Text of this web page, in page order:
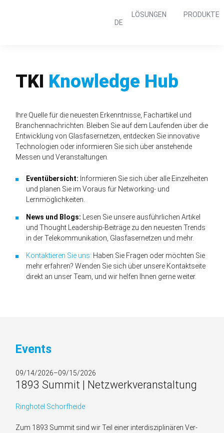
DE
überspringen
LÖSUNGEN PRODUKTE
TKI Knowledge Hub
Ihre Quelle für die neuesten Erkenntnisse, Fachartikel und
Branchen­nachrichten. Bleiben Sie auf dem Laufenden über die
Entwicklung von Glasfaser­netzen, entdecken Sie innovative
Technologien oder informieren Sie sich über anstehende
Messen und Veranstaltungen.
Eventübersicht: Informieren Sie sich über alle Einzelheiten
und planen Sie im Voraus für Networking- und
Lernmöglichkeiten.
News und Blogs: Lesen Sie unsere ausführlichen Artikel
und Thought Leadership-Beiträge zu den neuesten Trends
in der Telekommunikation, Glasfasernetzen und mehr.
Kontaktieren Sie uns: Haben Sie Fragen oder möchten Sie
mehr erfahren? Wenden Sie sich über unsere Kontaktseite
direkt an unser Team, und wir helfen Ihnen gerne weiter.
Events
09/14/2026–09/15/2026
1893 Summit | Netzwerkveranstaltung
Ringhotel Schorfheide
Zum 1893 Summit sind wir Teil einer inter­disziplinären Ver­